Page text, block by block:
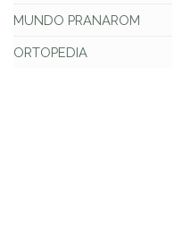
MUNDO PRANAROM
ORTOPEDIA